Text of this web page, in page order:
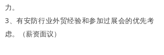
力。
3、有安防行业外贸经验和参加过展会的优先考
虑。（薪资面议）